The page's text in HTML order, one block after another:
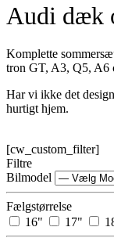
Audi dæk
Komplette
tron GT, A3, Q5, A6
Har vi ikke det
hurtigt hjem.
[cw_custom_filter]
Filtre
Bilmodel
Fælgstørrelse
16"
17"